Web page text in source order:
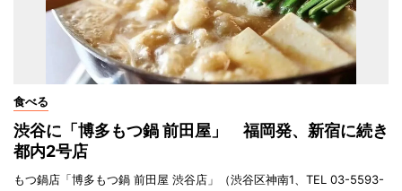
食べる
渋谷に「博多もつ鍋 前田屋」 福岡発、新宿に続き
都内2号店
もつ鍋店「博多もつ鍋 前田屋 渋谷店」（渋谷区神南1、TEL 03-5593-